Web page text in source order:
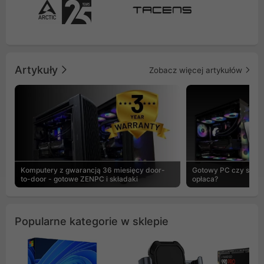
Artykuły Zobacz więcej artykułów
Komputery z gwarancją 36 miesięcy door-
to-door - gotowe ZENPC i składaki
Gotowy PC czy
opłaca?
Popularne kategorie w sklepie